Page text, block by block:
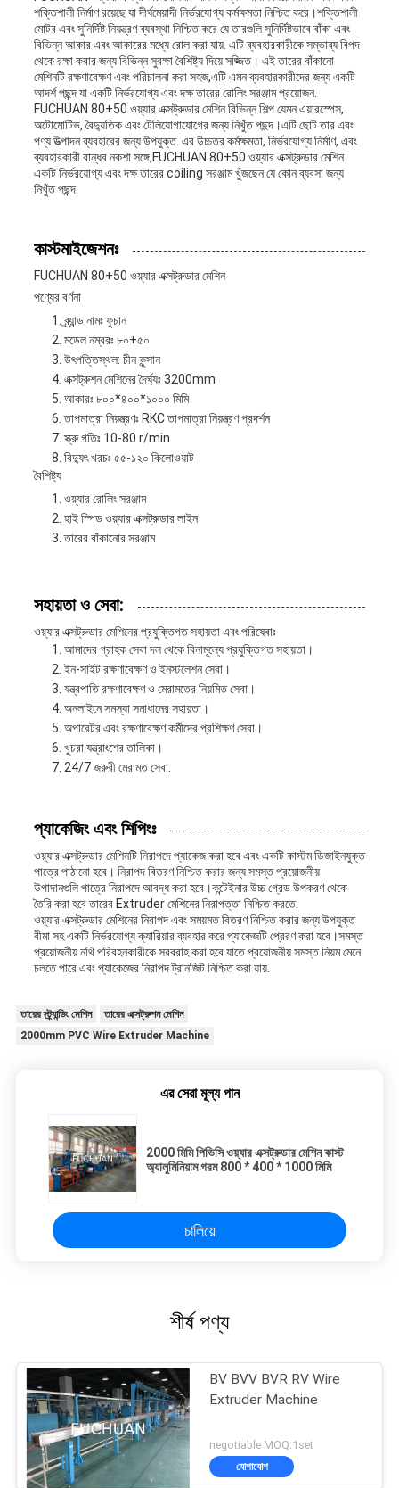
শক্তিশালী নির্মাণ রয়েছে যা দীর্ঘমেয়াদী নির্ভরযোগ্য কর্মক্ষমতা নিশ্চিত করে।শক্তিশালী
মোটর এবং সুনির্দিষ্ট নিয়ন্ত্রণ ব্যবস্থা নিশ্চিত করে যে তারগুলি সুনির্দিষ্টভাবে বাঁকা এবং
বিভিন্ন আকার এবং আকারের মধ্যে রোল করা যায়. এটি ব্যবহারকারীকে সম্ভাব্য বিপদ
থেকে রক্ষা করার জন্য বিভিন্ন সুরক্ষা বৈশিষ্ট্য দিয়ে সজ্জিত। এই তারের বাঁকানো
মেশিনটি রক্ষণাবেক্ষণ এবং পরিচালনা করা সহজ,এটি এমন ব্যবহারকারীদের জন্য একটি
আদর্শ পছন্দ যা একটি নির্ভরযোগ্য এবং দক্ষ তারের রোলিং সরঞ্জাম প্রয়োজন.
FUCHUAN 80+50 ওয়্যার এক্সট্রুডার মেশিন বিভিন্ন শিল্প যেমন এয়ারস্পেস,
অটোমোটিভ, বৈদ্যুতিক এবং টেলিযোগাযোগের জন্য নিখুঁত পছন্দ।এটি ছোট তার এবং
পণ্য উত্পাদন ব্যবহারের জন্য উপযুক্ত. এর উচ্চতর কর্মক্ষমতা, নির্ভরযোগ্য নির্মাণ, এবং
ব্যবহারকারী বান্ধব নকশা সঙ্গে,FUCHUAN 80+50 ওয়্যার এক্সট্রুডার মেশিন
একটি নির্ভরযোগ্য এবং দক্ষ তারের coiling সরঞ্জাম খুঁজছেন যে কোন ব্যবসা জন্য
নিখুঁত পছন্দ.
কাস্টমাইজেশনঃ
FUCHUAN 80+50 ওয়্যার এক্সট্রুডার মেশিন
পণ্যের বর্ণনা
ব্র্যান্ড নামঃ ফুচান
মডেল নম্বরঃ ৮০+৫০
উৎপত্তিস্থল: চীন কুন্সান
এক্সট্রুশন মেশিনের দৈর্ঘ্যঃ 3200mm
আকারঃ ৮০০*৪০০*১০০০ মিমি
তাপমাত্রা নিয়ন্ত্রণঃ RKC তাপমাত্রা নিয়ন্ত্রণ প্রদর্শন
স্ক্রু গতিঃ 10-80 r/min
বিদ্যুৎ খরচঃ ৫৫-১২০ কিলোওয়াট
বৈশিষ্ট্য
ওয়্যার রোলিং সরঞ্জাম
হাই স্পিড ওয়্যার এক্সট্রুডার লাইন
তারের বাঁকানোর সরঞ্জাম
সহায়তা ও সেবা:
ওয়্যার এক্সট্রুডার মেশিনের প্রযুক্তিগত সহায়তা এবং পরিষেবাঃ
আমাদের গ্রাহক সেবা দল থেকে বিনামূল্যে প্রযুক্তিগত সহায়তা।
ইন-সাইট রক্ষণাবেক্ষণ ও ইনস্টলেশন সেবা।
যন্ত্রপাতি রক্ষণাবেক্ষণ ও মেরামতের নিয়মিত সেবা।
অনলাইনে সমস্যা সমাধানের সহায়তা।
অপারেটর এবং রক্ষণাবেক্ষণ কর্মীদের প্রশিক্ষণ সেবা।
খুচরা যন্ত্রাংশের তালিকা।
24/7 জরুরী মেরামত সেবা.
প্যাকেজিং এবং শিপিংঃ
ওয়্যার এক্সট্রুডার মেশিনটি নিরাপদে প্যাকেজ করা হবে এবং একটি কাস্টম ডিজাইনযুক্ত
পাত্রে পাঠানো হবে। নিরাপদ বিতরণ নিশ্চিত করার জন্য সমস্ত প্রয়োজনীয়
উপাদানগুলি পাত্রে নিরাপদে আবদ্ধ করা হবে।কন্টেইনার উচ্চ গ্রেড উপকরণ থেকে
তৈরি করা হবে তারের Extruder মেশিনের নিরাপত্তা নিশ্চিত করতে.
ওয়্যার এক্সট্রুডার মেশিনের নিরাপদ এবং সময়মত বিতরণ নিশ্চিত করার জন্য উপযুক্ত
বীমা সহ একটি নির্ভরযোগ্য ক্যারিয়ার ব্যবহার করে প্যাকেজটি প্রেরণ করা হবে।সমস্ত
প্রয়োজনীয় নথি পরিবহনকারীকে সরবরাহ করা হবে যাতে প্রয়োজনীয় সমস্ত নিয়ম মেনে
চলতে পারে এবং প্যাকেজের নিরাপদ ট্রানজিট নিশ্চিত করা যায়.
তারের স্ট্র্যান্ডিং মেশিন
তারের এক্সট্রুশন মেশিন
2000mm PVC Wire Extruder Machine
এর সেরা মূল্য পান
2000 মিমি পিভিসি ওয়্যার এক্সট্রুডার মেশিন কাস্ট
অ্যালুমিনিয়াম গরম 800 * 400 * 1000 মিমি
চালিয়ে
শীর্ষ পণ্য
BV BVV BVR RV Wire
Extruder Machine
negotiable MOQ:1set
যোগাযোগ